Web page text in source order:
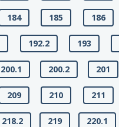
184 185 186
192.2 193
200.1 200.2 201
209 210 211
218.2 219 220.1